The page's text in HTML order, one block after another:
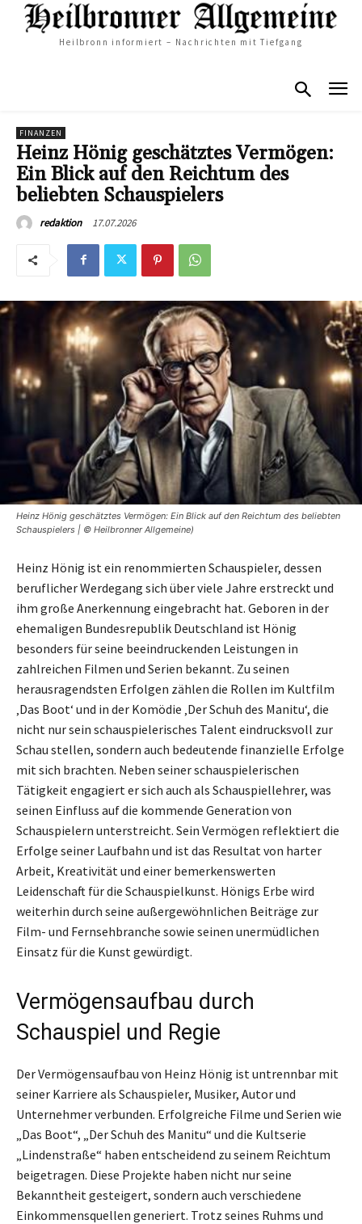
Heilbronn informiert – Nachrichten mit Tiefgang
FINANZEN
Heinz Hönig geschätztes Vermögen:
Ein Blick auf den Reichtum des
beliebten Schauspielers
redaktion 17.07.2026
Heinz Hönig geschätztes Vermögen: Ein Blick auf den Reichtum des beliebten
Schauspielers | © Heilbronner Allgemeine)
Heinz Hönig ist ein renommierten Schauspieler, dessen
beruflicher Werdegang sich über viele Jahre erstreckt und
ihm große Anerkennung eingebracht hat. Geboren in der
ehemaligen Bundesrepublik Deutschland ist Hönig
besonders für seine beeindruckenden Leistungen in
zahlreichen Filmen und Serien bekannt. Zu seinen
herausragendsten Erfolgen zählen die Rollen im Kultfilm
‚Das Boot‘ und in der Komödie ‚Der Schuh des Manitu‘, die
nicht nur sein schauspielerisches Talent eindrucksvoll zur
Schau stellen, sondern auch bedeutende finanzielle Erfolge
mit sich brachten. Neben seiner schauspielerischen
Tätigkeit engagiert er sich auch als Schauspiellehrer, was
seinen Einfluss auf die kommende Generation von
Schauspielern unterstreicht. Sein Vermögen reflektiert die
Erfolge seiner Laufbahn und ist das Resultat von harter
Arbeit, Kreativität und einer bemerkenswerten
Leidenschaft für die Schauspielkunst. Hönigs Erbe wird
weiterhin durch seine außergewöhnlichen Beiträge zur
Film- und Fernsehbranche sowie seinen unermüdlichen
Einsatz für die Kunst gewürdigt.
Vermögensaufbau durch
Schauspiel und Regie
Der Vermögensaufbau von Heinz Hönig ist untrennbar mit
seiner Karriere als Schauspieler, Musiker, Autor und
Unternehmer verbunden. Erfolgreiche Filme und Serien wie
„Das Boot“, „Der Schuh des Manitu“ und die Kultserie
„Lindenstraße“ haben entscheidend zu seinem Reichtum
beigetragen. Diese Projekte haben nicht nur seine
Bekanntheit gesteigert, sondern auch verschiedene
Einkommensquellen generiert. Trotz seines Ruhms und